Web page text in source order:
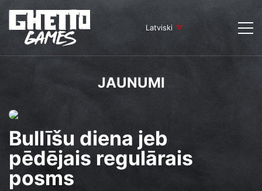
Latviski
JAUNUMI
Bullīšu diena jeb
pēdējais regulārais
posms